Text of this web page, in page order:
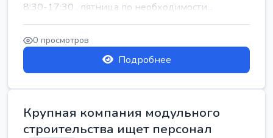
8:30-17:30 , пятница по необходимости...
0 просмотров
Подробнее
Крупная компания модульного
строительства ищет персонал